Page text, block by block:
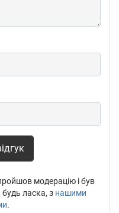
модерацію і був
ласка, з нашими
.